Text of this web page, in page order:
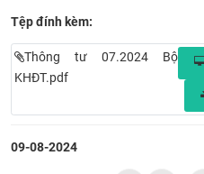
ĐẢM BẢO CHẤT LƯỢNG
KHOA HỌC CÔNG NGHỆ
CỰU NGƯỜI HỌC
Tệp đính kèm:
Thông tư 07.2024 Bộ
KHĐT.pdf
09-08-2024